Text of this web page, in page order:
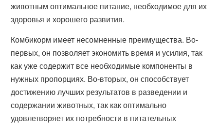
животным оптимальное питание, необходимое для их
здоровья и хорошего развития.
Комбикорм имеет несомненные преимущества. Во-
первых, он позволяет экономить время и усилия, так
как уже содержит все необходимые компоненты в
нужных пропорциях. Во-вторых, он способствует
достижению лучших результатов в разведении и
содержании животных, так как оптимально
удовлетворяет их потребности в питательных